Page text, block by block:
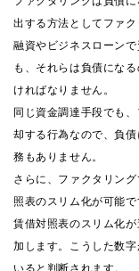
出する方法としてファク
融資やビジネスローン
も、それらは負債にな
ければなりません。
同じ資金調達手段でも
却する行為なので、負
務もありません。
さらに、ファクタリン
照表のスリム化が可能で
賃借対照表のスリム化
加します。こうした数
いると判断されます。